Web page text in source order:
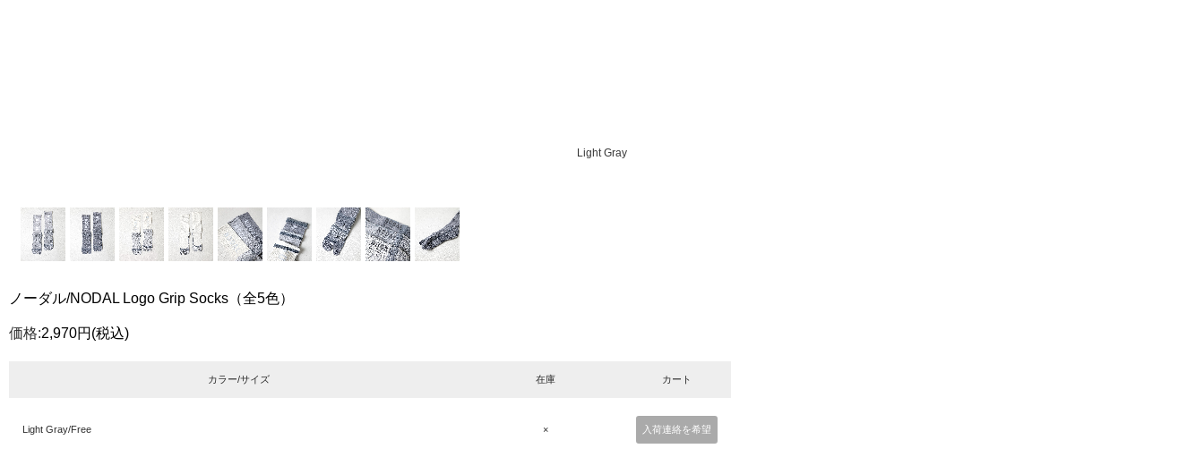
Light Gray
ノーダル/NODAL Logo Grip Socks（全5色）
価格:2,970円 (税込)
カラー/サイズ 在庫 カート
Light Gray/Free × 入荷連絡を希望